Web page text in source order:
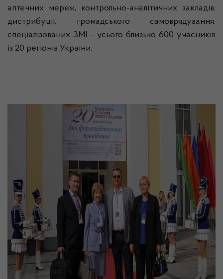
аптечних мереж, контрольно-аналітичних закладів,
дистрибуції, громадського самоврядування,
спеціалізованих ЗМІ – усього близько 600 учасників
із 20 регіонів України.